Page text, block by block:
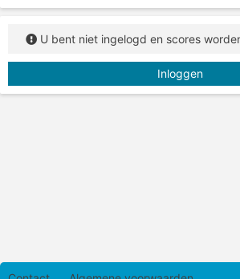
U bent niet ingelogd en scores
Inloggen